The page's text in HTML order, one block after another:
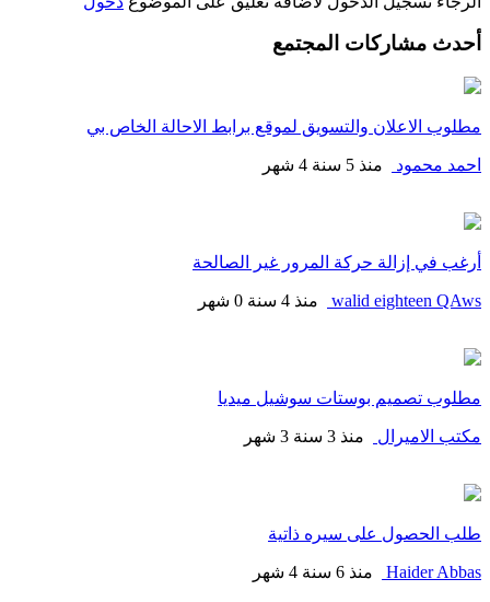
أحدث مشاركات المجتمع
مطلوب الاعلان والتسويق لموقع برابط الاحالة الخاص بي
احمد محمود منذ 5 سنة 4 شهر
أرغب في إزالة حركة المرور غير الصالحة
walid eighteen QAws منذ 4 سنة 0 شهر
مطلوب تصميم بوستات سوشيل ميديا
مكتب الاميرال منذ 3 سنة 3 شهر
طلب الحصول على سيره ذاتية
Haider Abbas منذ 6 سنة 4 شهر